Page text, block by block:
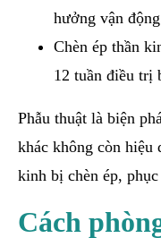
hưởng vận
Chèn ép thần
12 tuần điều trị
Phẫu thuật là biện
khác không còn hiệu
kinh bị chèn ép,
Cách